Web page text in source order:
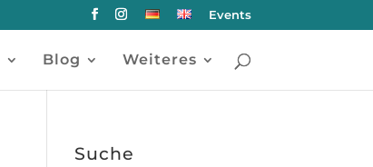
Events
Blog Weiteres
Suche